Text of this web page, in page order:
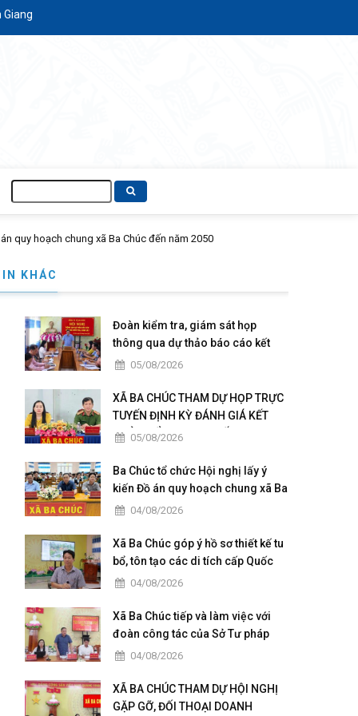
kiếm
KHÁC
Đoàn kiểm tra, giám sát họp
thông qua dự thảo báo cáo kết
quả kiểm tra, giám sát
05/08/2026
XÃ BA CHÚC THAM DỰ HỌP TRỰC
TUYẾN ĐỊNH KỲ ĐÁNH GIÁ KẾT
QUẢ TRIỂN KHAI “CHIẾN DỊCH
05/08/2026
Ba Chúc tổ chức Hội nghị lấy ý
kiến Đồ án quy hoạch chung xã Ba
Chúc đến năm 2050
04/08/2026
Xã Ba Chúc góp ý hồ sơ thiết kế tu
bổ, tôn tạo các di tích cấp Quốc
gia 04/08/2026
Xã Ba Chúc tiếp và làm việc với
đoàn công tác của Sở Tư pháp
tỉnh An Giang.
04/08/2026
XÃ BA CHÚC THAM DỰ HỘI NGHỊ
GẶP GỠ, ĐỐI THOẠI DOANH